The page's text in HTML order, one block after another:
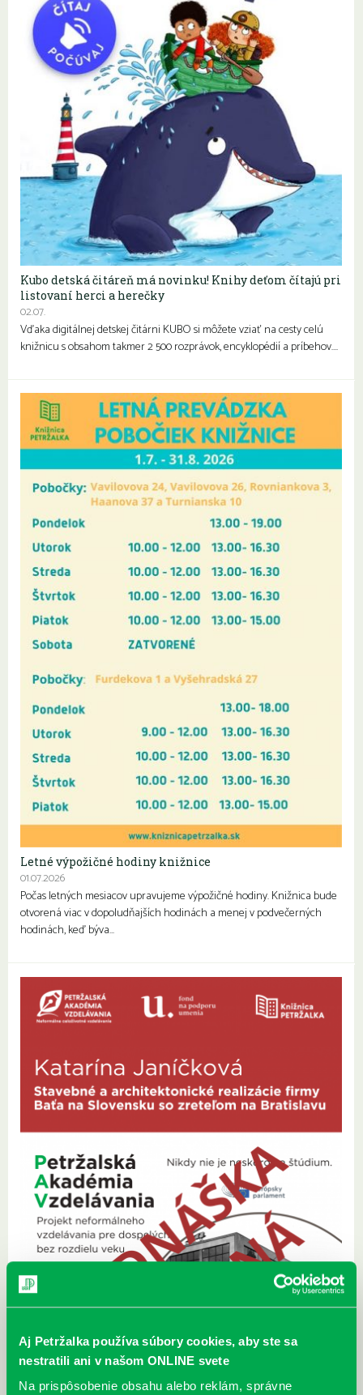
Aj Petržalka používa súbory cookies, aby ste sa
nestratili ani v našom ONLINE svete
Na prispôsobenie obsahu alebo reklám, správne
Kubo detská čitáreň má novinku! Knihy deťom čítajú pri
listovaní herci a herečky
02.07.
Vďaka digitálnej detskej čitárni KUBO si môžete vziať na cesty celú
knižnicu s obsahom takmer 2 500 rozprávok, encyklopédií a príbehov….
Letné výpožičné hodiny knižnice
01.07.2026
Počas letných mesiacov upravujeme výpožičné hodiny. Knižnica bude
otvorená viac v dopoludňajších hodinách a menej v podvečerných
hodinách, keď býva…